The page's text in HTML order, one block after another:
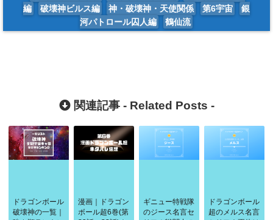
編
破壊神ビルス編 神・破壊神・天使関係 第6宇宙
銀
河パトロール囚人編
鶴仙流
関連記事 - Related Posts -
ドラゴンボール
破壊神の一覧｜
漫画｜ドラゴン
ボール超6巻(第
ギニュー特戦隊
のジース名言セ
ドラゴンボール
超のメルス名言